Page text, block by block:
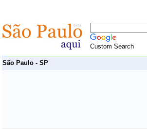
Custom Search
São Paulo - SP